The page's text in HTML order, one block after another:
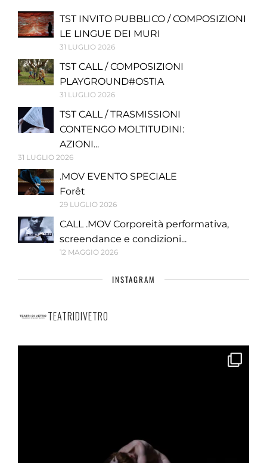
TST INVITO PUBBLICO / COMPOSIZIONI
LE LINGUE DEI MURI
31 LUGLIO 2026
TST CALL / COMPOSIZIONI
PLAYGROUND#OSTIA
31 LUGLIO 2026
TST CALL / TRASMISSIONI
CONTENGO MOLTITUDINI:
AZIONI...
31 LUGLIO 2026
.MOV EVENTO SPECIALE
Forêt
29 LUGLIO 2026
CALL .MOV Corporeità performativa,
screendance e condizioni...
12 MAGGIO 2026
INSTAGRAM
TEATRIDIVETRO